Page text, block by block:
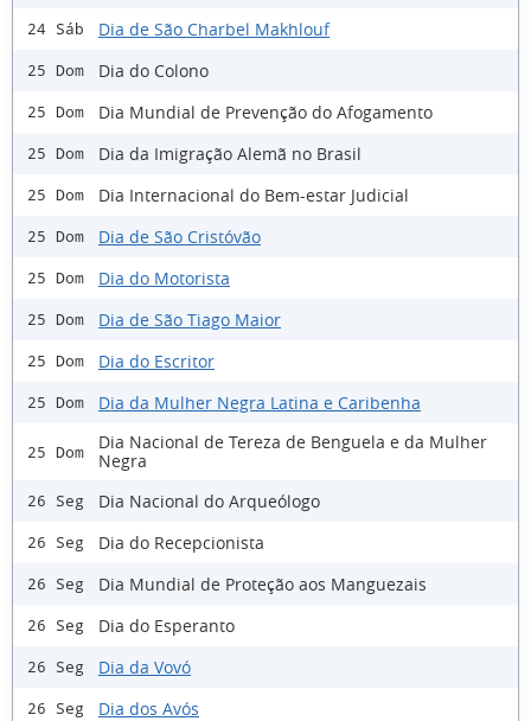
24 Sáb Dia de São Charbel Makhlouf
25 Dom Dia do Colono
25 Dom Dia Mundial de Prevenção do Afogamento
25 Dom Dia da Imigração Alemã no Brasil
25 Dom Dia Internacional do Bem-estar Judicial
25 Dom Dia de São Cristóvão
25 Dom Dia do Motorista
25 Dom Dia de São Tiago Maior
25 Dom Dia do Escritor
25 Dom Dia da Mulher Negra Latina e Caribenha
25 Dom
Dia Nacional de Tereza de Benguela e da Mulher
Negra
26 Seg Dia Nacional do Arqueólogo
26 Seg Dia do Recepcionista
26 Seg Dia Mundial de Proteção aos Manguezais
26 Seg Dia do Esperanto
26 Seg Dia da Vovó
26 Seg Dia dos Avós